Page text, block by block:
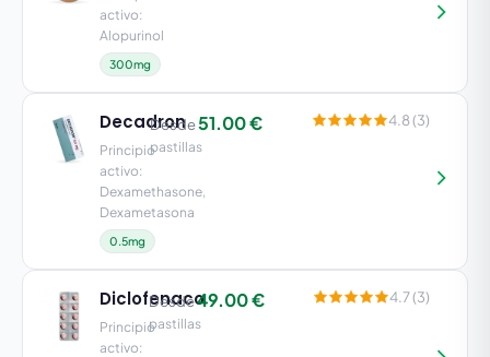
Decadron
Principio
activo:
Dexamethasone,
Dexametasona
0.5mg
Desde51.00 €
pastillas
4.8 (3)
Diclofenaco
Principio
activo:
Desde49.00 €
pastillas
4.7 (3)
activo:
Alopurinol
300mg